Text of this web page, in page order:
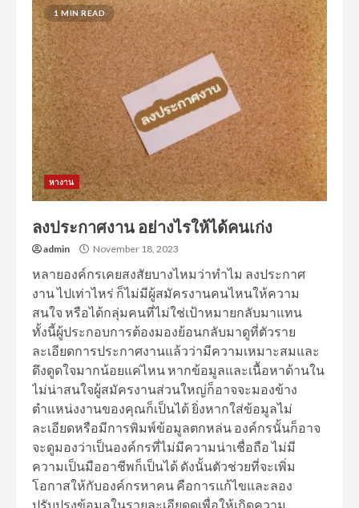
1 MIN READ
หางาน
ลงประกาศงาน อย่างไรให้ได้คนเก่ง
admin November 18, 2023
หลายองค์กรเคยสงสัยบางไหมว่าทำไม ลงประกาศ
งาน ไปเท่าไหร่ ก็ไม่มีผู้สมัครงานคนไหนให้ความ
สนใจ หรือได้กลุ่มคนที่ไม่ใช่เป้าหมายกลับมาแทน
ทั้งนี้ผู้ประกอบการต้องมองย้อนกลับมาดูที่ตัวราย
ละเอียดการประกาศงานแล้วว่ามีความเหมาะสมและ
ดึงดูดใจมากน้อยแค่ไหน หากข้อมูลและเนื้อหาด้านใน
ไม่น่าสนใจผู้สมัครงานส่วนใหญ่ก็อาจจะมองข้าง
ตำแหน่งงานของคุณก็เป็นได้ ยิ่งหากใส่ข้อมูลไม่
ละเอียดหรือมีการพิมพ์ข้อมูลตกหล่น องค์กรนั้นก็อาจ
จะดูมองว่าเป็นองค์กรที่ไม่มีความน่าเชื่อถือ ไม่มี
ความเป็นมืออาชีพก็เป็นได้ ดังนั้นตัวช่วยที่จะเพิ่ม
โอกาสให้กับองค์กรหาคน คือการแก้ไขและลอง
ปรับปรุงข้อมูลในรายละเอียดดูเพื่อให้เกิดความ